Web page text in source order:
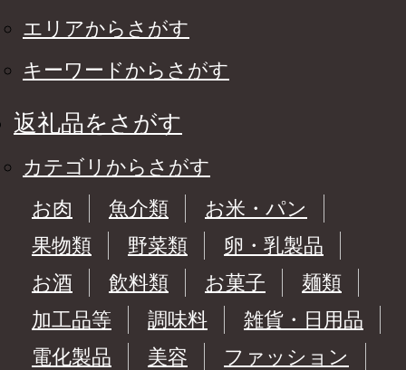
エリアからさがす
キーワードからさがす
返礼品をさがす
カテゴリからさがす
お肉
魚介類
お米・パン
果物類
野菜類
卵・乳製品
お酒
飲料類 お菓子
麺類
加工品等
調味料
雑貨・日用品
電化製品
美容
ファッション